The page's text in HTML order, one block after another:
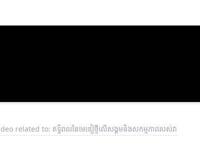
related to: ឥទ្ធិពលនៃមេឌៀថ្មីលើសង្គមនិងសកម្មភាពរបស់វា